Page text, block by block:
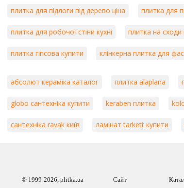
плитка для підлоги під дерево ціна плитка для
плитка для робочої стіни кухні плитка на
плитка гіпсова купити клінкерна плитка для
абсолют кераміка каталог плитка alaplana
globo сантехніка купити keraben плитка
сантехніка ravak київ ламінат tarkett купити
© 1999-2026, plitka.ua Сайт